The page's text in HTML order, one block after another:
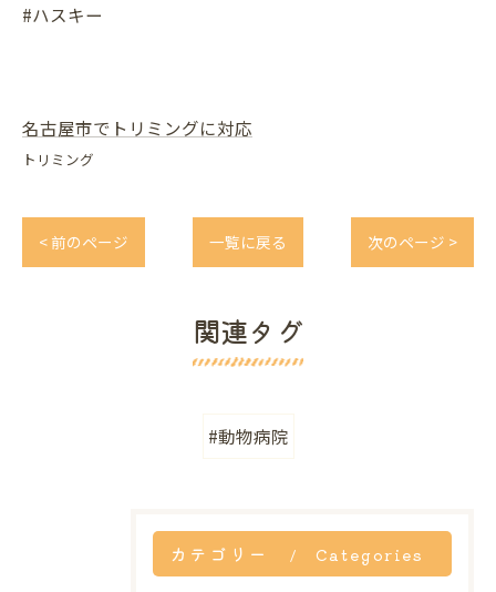
#ハスキー
名古屋市でトリミングに対応
トリミング
< 前のページ 一覧に戻る 次のページ >
関連タグ
#動物病院
カテゴリー Categories